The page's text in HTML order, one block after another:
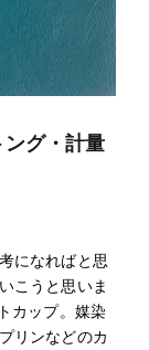
グ・計量
になればと思
こうと思いま
カップ。媒染
リンなどのカ